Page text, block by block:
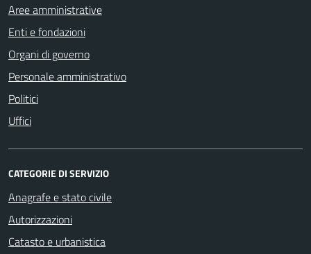
Aree amministrative
Enti e fondazioni
Organi di governo
Personale amministrativo
Politici
Uffici
CATEGORIE DI SERVIZIO
Anagrafe e stato civile
Autorizzazioni
Catasto e urbanistica